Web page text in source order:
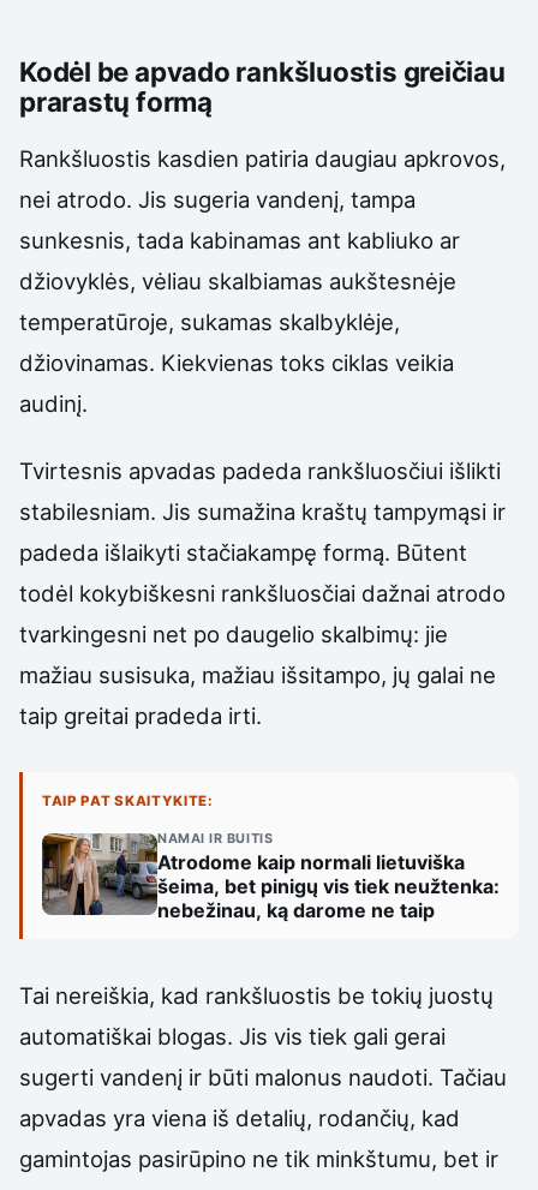
Kodėl be apvado rankšluostis greičiau
prarastų formą
Rankšluostis kasdien patiria daugiau apkrovos,
nei atrodo. Jis sugeria vandenį, tampa
sunkesnis, tada kabinamas ant kabliuko ar
džiovyklės, vėliau skalbiamas aukštesnėje
temperatūroje, sukamas skalbyklėje,
džiovinamas. Kiekvienas toks ciklas veikia
audinį.
Tvirtesnis apvadas padeda rankšluosčiui išlikti
stabilesniam. Jis sumažina kraštų tampymąsi ir
padeda išlaikyti stačiakampę formą. Būtent
todėl kokybiškesni rankšluosčiai dažnai atrodo
tvarkingesni net po daugelio skalbimų: jie
mažiau susisuka, mažiau išsitampo, jų galai ne
taip greitai pradeda irti.
TAIP PAT SKAITYKITE:
NAMAI IR BUITIS
Atrodome kaip normali lietuviška
šeima, bet pinigų vis tiek neužtenka:
nebežinau, ką darome ne taip
Tai nereiškia, kad rankšluostis be tokių juostų
automatiškai blogas. Jis vis tiek gali gerai
sugerti vandenį ir būti malonus naudoti. Tačiau
apvadas yra viena iš detalių, rodančių, kad
gamintojas pasirūpino ne tik minkštumu, bet ir